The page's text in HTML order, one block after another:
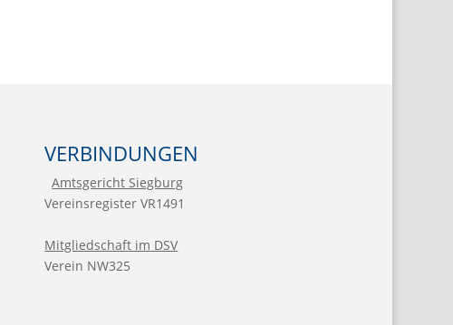
VERBINDUNGEN
Amtsgericht Siegburg
Vereinsregister VR1491
Mitgliedschaft im DSV
Verein NW325